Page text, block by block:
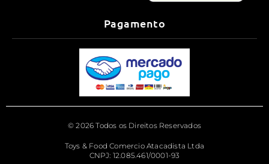
Pagamento
© 2026 Todos os Direitos Reservados
Toys & Food Comercio Atacadista Ltda
CNPJ: 12.085.461/0001-93